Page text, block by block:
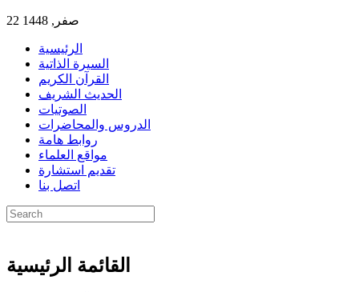
22 صفر, 1448
الرئيسية
السيرة الذاتية
القرآن الكريم
الحديث الشريف
الصوتيات
الدروس والمحاضرات
روابط هامة
مواقع العلماء
تقديم استشارة
اتصل بنا
القائمة الرئيسية